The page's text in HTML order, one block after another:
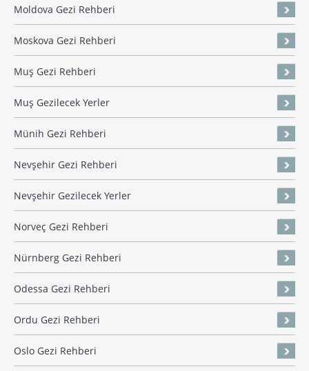
Moldova Gezi Rehberi
Moskova Gezi Rehberi
Muş Gezi Rehberi
Muş Gezilecek Yerler
Münih Gezi Rehberi
Nevşehir Gezi Rehberi
Nevşehir Gezilecek Yerler
Norveç Gezi Rehberi
Nürnberg Gezi Rehberi
Odessa Gezi Rehberi
Ordu Gezi Rehberi
Oslo Gezi Rehberi